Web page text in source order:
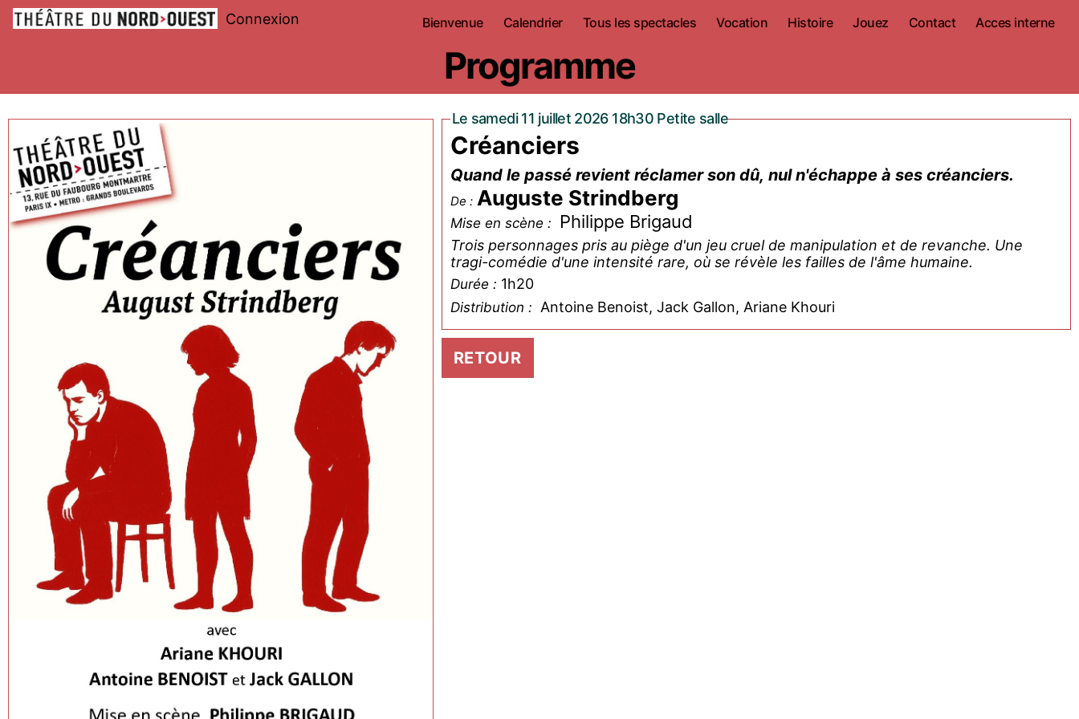
Connexion Bienvenue Calendrier Tous les spectacles Vocation Histoire Jouez Contact Acces interne
Programme
Le samedi 11 juillet 2026 18h30 Petite salle
Créanciers
Quand le passé revient réclamer son dû, nul n'échappe à ses créanciers.
De : Auguste Strindberg
Mise en scène : Philippe Brigaud
Trois personnages pris au piège d'un jeu cruel de manipulation et de revanche. Une
tragi-comédie d'une intensité rare, où se révèle les failles de l'âme humaine.
Durée : 1h20
Distribution : Antoine Benoist, Jack Gallon, Ariane Khouri